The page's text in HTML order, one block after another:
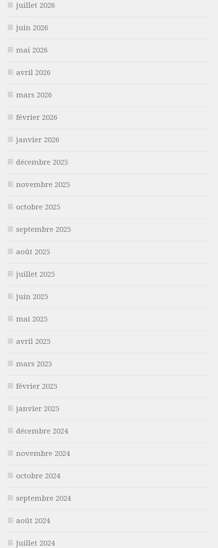
juillet 2026
juin 2026
mai 2026
avril 2026
mars 2026
février 2026
janvier 2026
décembre 2025
novembre 2025
octobre 2025
septembre 2025
août 2025
juillet 2025
juin 2025
mai 2025
avril 2025
mars 2025
février 2025
janvier 2025
décembre 2024
novembre 2024
octobre 2024
septembre 2024
août 2024
juillet 2024